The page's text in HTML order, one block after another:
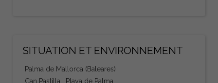
SITUATION ET ENVIRONNEMENT
Palma de Mallorca (Baleares)
Can Pastilla | Playa de Palma